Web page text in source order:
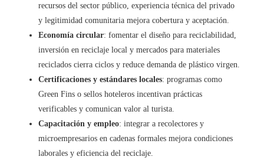
recursos del sector público, experiencia técnica del privado
y legitimidad comunitaria mejora cobertura y aceptación.
Economía circular: fomentar el diseño para reciclabilidad,
inversión en reciclaje local y mercados para materiales
reciclados cierra ciclos y reduce demanda de plástico virgen.
Certificaciones y estándares locales: programas como
Green Fins o sellos hoteleros incentivan prácticas
verificables y comunican valor al turista.
Capacitación y empleo: integrar a recolectores y
microempresarios en cadenas formales mejora condiciones
laborales y eficiencia del reciclaje.